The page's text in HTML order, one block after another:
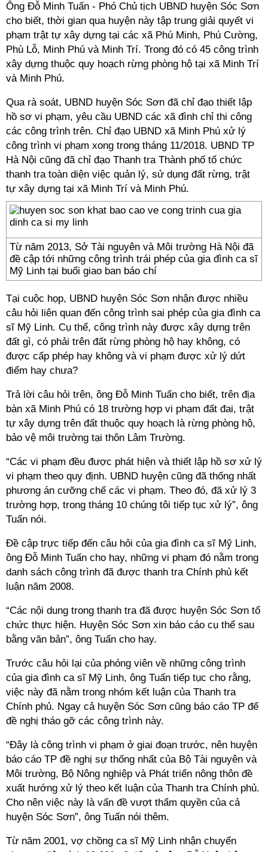
Ông Đỗ Minh Tuấn - Phó Chủ tịch UBND huyện Sóc Sơn
cho biết, thời gian qua huyện này tập trung giải quyết vi
phạm trật tự xây dựng tại các xã Phú Minh, Phú Cường,
Phù Lỗ, Minh Phú và Minh Trí. Trong đó có 45 công trình
xây dựng thuộc quy hoạch rừng phòng hộ tại xã Minh Trí
và Minh Phú.
Qua rà soát, UBND huyện Sóc Sơn đã chỉ đạo thiết lập
hồ sơ vi phạm, yêu cầu UBND các xã đình chỉ thi công
các công trình trên. Chỉ đạo UBND xã Minh Phú xử lý
công trình vi phạm xong trong tháng 11/2018. UBND TP
Hà Nội cũng đã chỉ đạo Thanh tra Thành phố tổ chức
thanh tra toàn diện việc quản lý, sử dụng đất rừng, trật
tự xây dựng tại xã Minh Trí và Minh Phú.
Từ năm 2013, Sở Tài nguyên và Môi trường Hà Nội đã
đề cập tới những công trình trái phép của gia đình ca sĩ
Mỹ Linh tại buổi giao ban báo chí
Tại cuộc họp, UBND huyện Sóc Sơn nhận được nhiều
câu hỏi liên quan đến công trình sai phép của gia đình ca
sĩ Mỹ Linh. Cụ thể, công trình này được xây dựng trên
đất gì, có phải trên đất rừng phòng hộ hay không, có
được cấp phép hay không và vi phạm được xử lý dứt
điểm hay chưa?
Trả lời câu hỏi trên, ông Đỗ Minh Tuấn cho biết, trên địa
bàn xã Minh Phú có 18 trường hợp vi phạm đất đai, trật
tự xây dựng trên đất thuộc quy hoạch là rừng phòng hộ,
bảo vệ môi trường tại thôn Lâm Trường.
“Các vi phạm đều được phát hiện và thiết lập hồ sơ xử lý
vi phạm theo quy định. UBND huyện cũng đã thống nhất
phương án cưỡng chế các vi phạm. Theo đó, đã xử lý 3
trường hợp, trong tháng 10 chúng tôi tiếp tục xử lý”, ông
Tuấn nói.
Đề cập trực tiếp đến câu hỏi của gia đình ca sĩ Mỹ Linh,
ông Đỗ Minh Tuấn cho hay, những vi phạm đó nằm trong
danh sách công trình đã được thanh tra Chính phủ kết
luận năm 2008.
“Các nội dung trong thanh tra đã được huyện Sóc Sơn tổ
chức thực hiện. Huyện Sóc Sơn xin báo cáo cụ thể sau
bằng văn bản”, ông Tuấn cho hay.
Trước câu hỏi lại của phóng viên về những công trình
của gia đình ca sĩ Mỹ Linh, ông Tuấn tiếp tục cho rằng,
việc này đã nằm trong nhóm kết luận của Thanh tra
Chính phủ. Ngay cả huyện Sóc Sơn cũng báo cáo TP để
đề nghị tháo gỡ các công trình này.
“Đây là công trình vi phạm ở giai đoạn trước, nên huyện
báo cáo TP đề nghị sự thống nhất của Bộ Tài nguyên và
Môi trường, Bộ Nông nghiệp và Phát triển nông thôn đề
xuất hướng xử lý theo kết luận của Thanh tra Chính phủ.
Cho nên việc này là vấn đề vượt thẩm quyền của cả
huyện Sóc Sơn”, ông Tuấn nói thêm.
Từ năm 2001, vợ chồng ca sĩ Mỹ Linh nhận chuyển